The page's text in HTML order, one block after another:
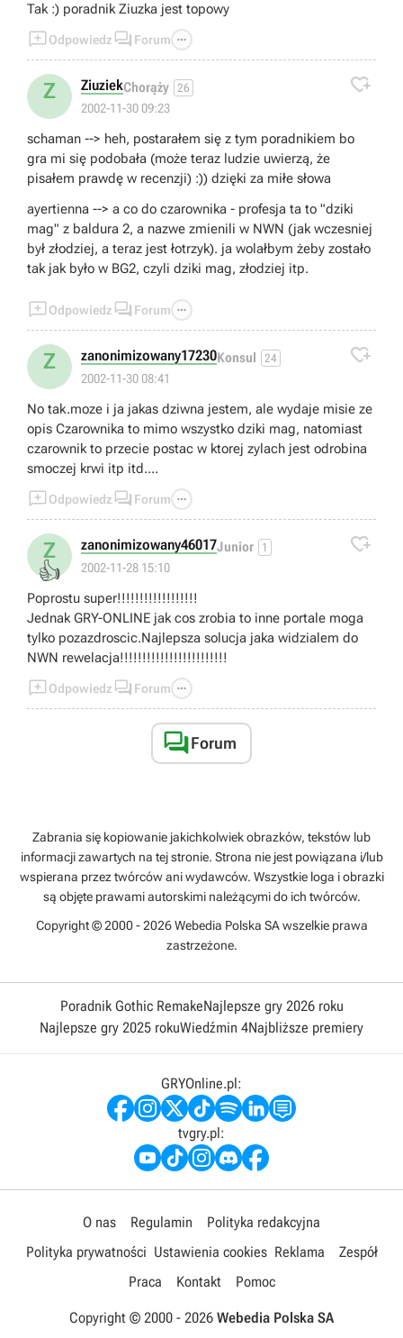
Tak :) poradnik Ziuzka jest topowy
Odpowiedz  Forum 
Z ZiuziekChorąży 26
2002-11-30 09:23

schaman --> heh, postarałem się z tym poradnikiem bo
gra mi się podobała (może teraz ludzie uwierzą, że
pisałem prawdę w recenzji) :)) dzięki za miłe słowa
ayertienna --> a co do czarownika - profesja ta to "dziki
mag" z baldura 2, a nazwe zmienili w NWN (jak wczesniej
był złodziej, a teraz jest łotrzyk). ja wolałbym żeby zostało
tak jak było w BG2, czyli dziki mag, złodziej itp.
Odpowiedz  Forum 
Z zanonimizowany17230Konsul 24
2002-11-30 08:41

No tak.moze i ja jakas dziwna jestem, ale wydaje misie ze
opis Czarownika to mimo wszystko dziki mag, natomiast
czarownik to przecie postac w ktorej zylach jest odrobina
smoczej krwi itp itd....
Odpowiedz  Forum 
Z
👍
zanonimizowany46017Junior 1
2002-11-28 15:10

Poprostu super!!!!!!!!!!!!!!!!!!
Jednak GRY-ONLINE jak cos zrobia to inne portale moga
tylko pozazdroscic.Najlepsza solucja jaka widzialem do
NWN rewelacja!!!!!!!!!!!!!!!!!!!!!!!!
Odpowiedz  Forum 
Forum
Zabrania się kopiowanie jakichkolwiek obrazków, tekstów lub
informacji zawartych na tej stronie. Strona nie jest powiązana i/lub
wspierana przez twórców ani wydawców. Wszystkie loga i obrazki
są objęte prawami autorskimi należącymi do ich twórców.
Copyright © 2000 - 2026 Webedia Polska SA wszelkie prawa
zastrzeżone.
Poradnik Gothic RemakeNajlepsze gry 2026 roku
Najlepsze gry 2025 rokuWiedźmin 4Najbliższe premiery
GRYOnline.pl:
tvgry.pl:
O nas Regulamin
Polityka redakcyjna
Polityka prywatności Ustawienia cookies Reklama
Zespół
Praca
Kontakt Pomoc
Copyright © 2000 - 2026 Webedia Polska SA